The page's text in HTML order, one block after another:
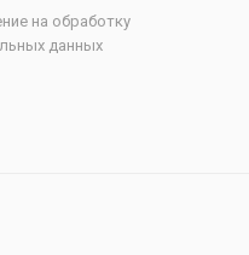
на обработку
данных